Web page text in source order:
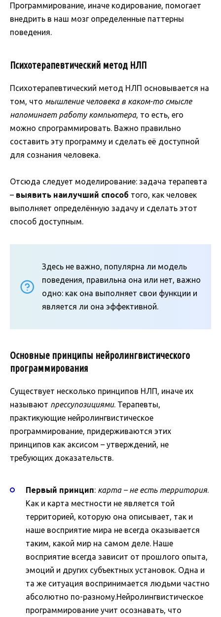
Программирование, иначе кодирование, помогает
внедрить в наш мозг определенные паттерны
поведения.
Психотерапевтический метод НЛП
Психотерапевтический метод НЛП основывается на
том, что мышление человека в каком-то смысле
напоминает работу компьютера, то есть, его
можно спрограммировать. Важно правильно
составить эту программу и сделать её доступной
для сознания человека.
Отсюда следует моделирование: задача терапевта
– выявить наилучший способ того, как человек
выполняет определённую задачу и сделать этот
способ доступным.
Здесь не важно, популярна ли модель
поведения, правильна она или нет, важно
одно: как она выполняет свои функции и
является ли она эффективной.
Основные принципы нейролингвистического
программирования
Существует несколько принципов НЛП, иначе их
называют прессупозициями. Терапевты,
практикующие нейролингвистическое
программирование, придерживаются этих
принципов как аксисом – утверждений, не
требующих доказательств.
Первый принцип: карта – не есть территория.
Как и карта местности не является той
территорией, которую она описывает, так и
наше восприятие мира не всегда оказывается
таким, какой мир на самом деле. Наше
восприятие всегда зависит от прошлого опыта,
эмоций и других субъектных установок. Одна и
та же ситуация воспринимается людьми частно
абсолютно по-разному.Нейролингвистическое
программирование учит осознавать, что